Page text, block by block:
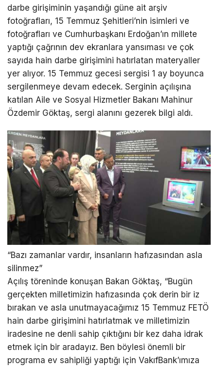
darbe girişiminin yaşandığı güne ait arşiv
fotoğrafları, 15 Temmuz Şehitleri’nin isimleri ve
fotoğrafları ve Cumhurbaşkanı Erdoğan’ın millete
yaptığı çağrının dev ekranlara yansıması ve çok
sayıda hain darbe girişimini hatırlatan materyaller
yer alıyor. 15 Temmuz gecesi sergisi 1 ay boyunca
sergilenmeye devam edecek. Serginin açılışına
katılan Aile ve Sosyal Hizmetler Bakanı Mahinur
Özdemir Göktaş, sergi alanını gezerek bilgi aldı.
“Bazı zamanlar vardır, insanların hafızasından asla
silinmez”
Açılış töreninde konuşan Bakan Göktaş, “Bugün
gerçekten milletimizin hafızasında çok derin bir iz
bırakan ve asla unutmayacağımız 15 Temmuz FETÖ
hain darbe girişimini hatırlatmak ve milletimizin
iradesine ne denli sahip çıktığını bir kez daha idrak
etmek için bir aradayız. Ben böylesi önemli bir
programa ev sahipliği yaptığı için VakıfBank’ımıza